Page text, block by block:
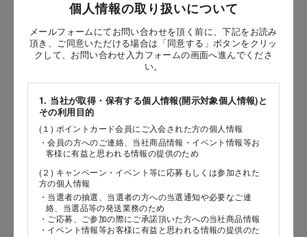
個人情報の取り扱いについて
メールフォームにてお問い合わせを頂く前に、下記をお読み
頂き、ご同意いただける場合は「同意する」ボタンをクリッ
クして、お問い合わせ入力フォームの画面へ進んでくださ
い。
1. 当社が取得・保有する個人情報(開示対象個人情報)と
その利用目的
(１) ポイントカード会員にご入会された方の個人情報
・会員の方へのご連絡、当社商品情報・イベント情報等お
客様に有益と思われる情報の提供のため
(２) キャンペーン・イベント等に応募もしくは参加された
方の個人情報
・当選者の抽選、当選者の方への当選通知や必要なご連
絡、当選品等の発送業務のため
・ご応募、ご参加の際にご承諾頂いた方への当社商品情報
・イベント情報等お客様に有益と思われる情報の提供のた
ダックワーズサンドアイス ショコラ 3個入
お問い合わせ時氏名
［名］
（全角で入力してください）
お問い合わせ時氏名（カナ）
［セイ］
［メイ］